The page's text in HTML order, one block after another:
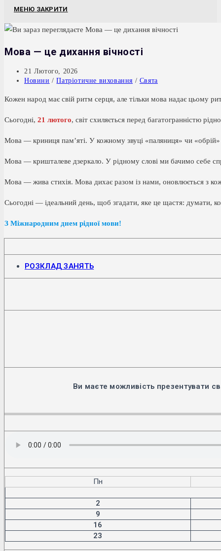
сайті
close
search
МЕНЮ ЗАКРИТИ
Мова — це дихання вічності
Запис
опубліковано:
21 Лютого, 2026
Категорія
Новини / Патріотичне виховання / Свята
Кожен народ має свій ритм серця, але тільки мова надає цьому
Сьогодні, 21 лютого, світ схиляється перед багатогранністю
Мова — криниця пам’яті. У кожному звуці «паляниця» чи «обрій»
Мова — кришталеве дзеркало. У рідному слові ми бачимо себе
Мова — жива стихія. Мова дихає разом із нами, оновлюється з
Сьогодні — ідеальний день, щоб згадати, яке це щастя: думати,
З Міжнародним днем рідної мови!
РОЗКЛАД ЗАНЯТЬВідкриється
новій
Ви маєте можливість презентувати
Пн
2
9
16
23